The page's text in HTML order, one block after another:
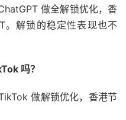
做全解锁优化，香
。解锁的稳定性表现也不
吗？
做解锁优化，香港节